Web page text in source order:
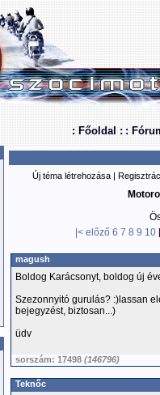
: Főoldal : :
Új téma létrehozása |
|< előző 6 7 8 9 10
magush
Boldog Karácsonyt, boldog új
Szezonnyitó gurulás? :)lassan
bejegyzést, biztosan...)
üdv
sorszám: 17498 (146796)
Teknőc